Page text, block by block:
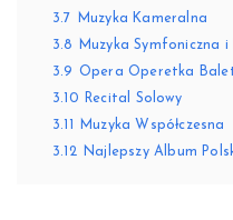
3.7
Muzyka Kameralna
3.8
Muzyka Symfoniczna
3.9 Opera Operetka
3.10
Recital Solowy
3.11
Muzyka Współczesna
3.12
Najlepszy Album